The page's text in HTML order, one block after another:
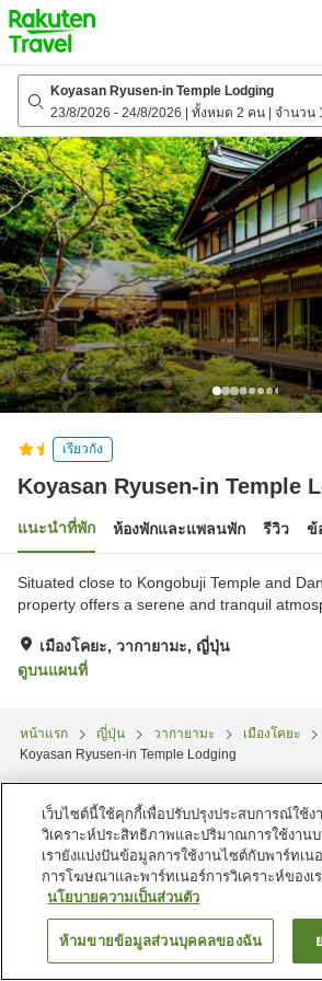
to
top
page
Koyasan Ryusen-in Temple Lodging
23/8/2026 - 24/8/2026 ทั้งหมด 2 คน จำนวน
เรียวกัง
Koyasan Ryusen-in Temple
แนะนำที่พัก ห้องพักและแพลนพัก รีวิว ข้
Situated close to Kongobuji Temple and
property offers a serene and tranquil
เมืองโคยะ, วากายามะ, ญี่ปุ่น
ดูบนแผนที่
หน้าแรก ญี่ปุ่น วากายามะ
เมืองโคยะ
Koyasan Ryusen-in Temple Lodging
ค้นหาห้องพัก
เว็บไซต์นี้ใช้คุกกี้เพื่อปรับปรุงประสบการณ์ใช้ง
วิเคราะห์ประสิทธิภาพและปริมาณการใช้งานบ
เรายังแบ่งปันข้อมูลการใช้งานไซต์กับพาร์ทเน
การโฆษณาและพาร์ทเนอร์การวิเคราะห์ของเ
นโยบายความเป็นส่วนตัว
ห้ามขายข้อมูลส่วนบุคคลของฉัน